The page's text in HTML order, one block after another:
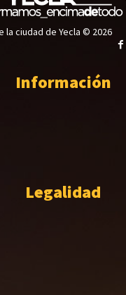
la ciudad de Yecla © 2026
Información
Legalidad